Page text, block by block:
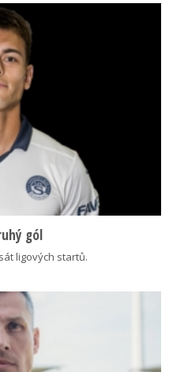
gól
ligových startů.